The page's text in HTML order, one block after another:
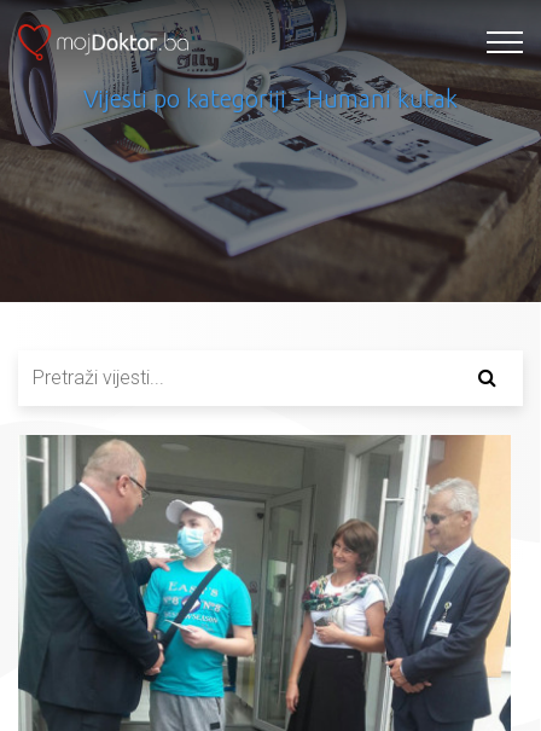
Vijesti po kategoriji - Humani kutak